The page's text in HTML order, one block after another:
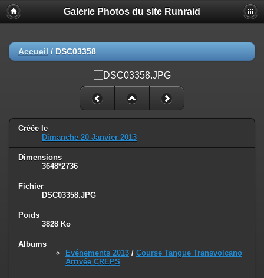
Galerie Photos du site Runraid
Accueil / DSC03358
Créée le
Dimanche 20 Janvier 2013
Dimensions
3648*2736
Fichier
DSC03358.JPG
Poids
3828 Ko
Albums
Evénements 2013 / Course Tangue Transvolcano
Arrivée CREPS